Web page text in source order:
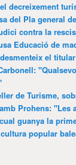
decreixement
del Pla general
contra la
Educació de
el
de Turisme,
Prohens: "Les
guanya la
popular